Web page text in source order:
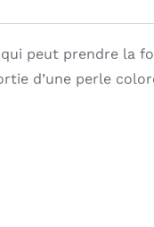
peut prendre la
d’une perle